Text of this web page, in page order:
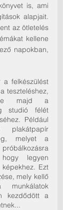
is, ami
alapjait.
az ötletelés
kellene
napokban,
a felkészülést
teszteléshez,
majd a
studió félét
Például
melyet a
legyen
Ezt
mely kellő
kezdődött a